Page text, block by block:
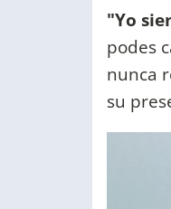
"Yo
podes
nunca
su